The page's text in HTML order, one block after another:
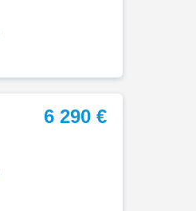
6 290 €